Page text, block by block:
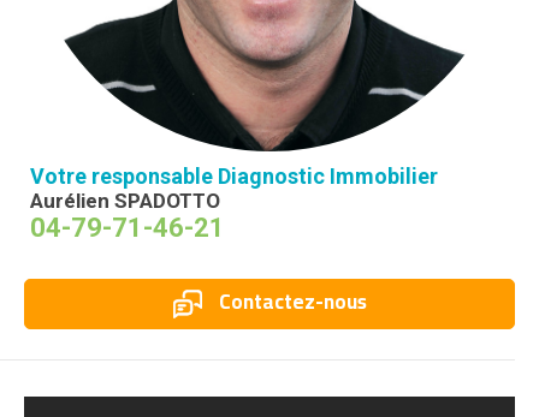
Votre responsable Diagnostic Immobilier
Aurélien SPADOTTO
04-79-71-46-21
Contactez-nous